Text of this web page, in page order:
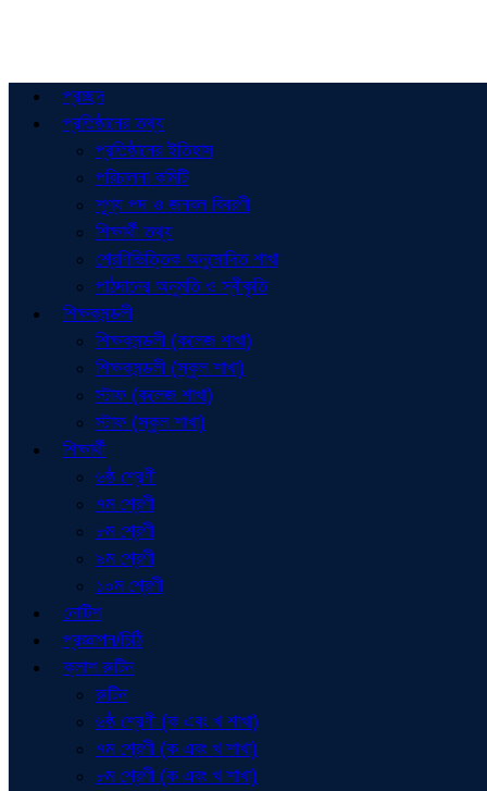
প্রচ্ছদ
প্রতিষ্ঠানের তথ্য
প্রতিষ্ঠানের ইতিহাস
পরিচালনা কমিটি
শূণ্য পদ ও জনবল বিবরণী
শিক্ষার্থী তথ্য
শ্রেণিভিত্তিক অনুমোদিত শাখা
পাঠদানের অনুমতি ও স্বীকৃতি
শিক্ষকমন্ডলী
শিক্ষকমন্ডলী (কলেজ শাখা)
শিক্ষকমন্ডলী (স্কুল শাখা)
স্টাফ (কলেজ শাখা)
স্টাফ (স্কুল শাখা)
শিক্ষার্থী
৬ষ্ঠ শ্রেণী
৭ম শ্রেণী
৮ম শ্রেণী
৯ম শ্রেণী
১০ম শ্রেণী
নোটিশ
প্রজ্ঞাপন/চিঠি
ক্লাশ রুটিন
রুটিন
৬ষ্ঠ শ্রেণী (ক এবং খ শাখা)
৭ম শ্রেণী (ক এবং খ শাখা)
৮ম শ্রেণী (ক এবং খ শাখা)